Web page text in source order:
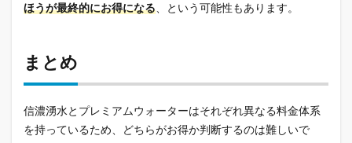
ほうが最終的にお得になる 、という可能性もあります。
まとめ
信濃湧水とプレミアムウォーターはそれぞれ異なる料金体系
を持っているため、どちらがお得か判断するのは難しいで